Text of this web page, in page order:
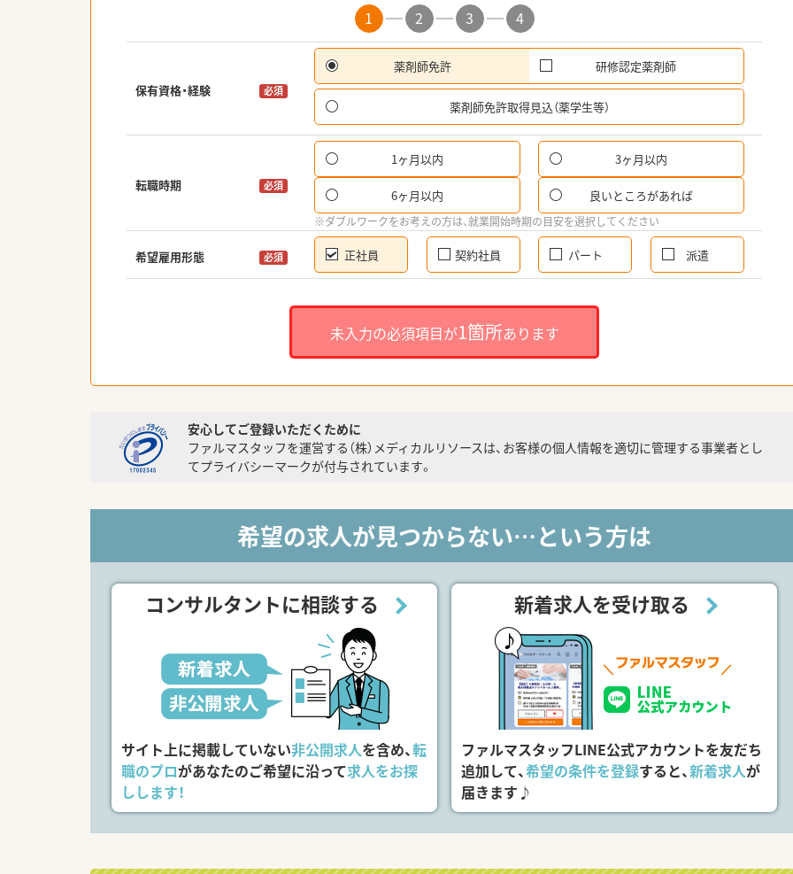
1 2 3 4
保有資格・経験 必須
薬剤師免許 研修認定薬剤師
薬剤師免許取得見込（薬学生等）
転職時期 必須
1ヶ月以内 3ヶ月以内
6ヶ月以内 良いところがあれば
※ダブルワークをお考えの方は、就業開始時期の目安を選択してください
希望雇用形態 必須 正社員 契約社員 パート 派遣
未入力の必須項目が1箇所あります
安心してご登録いただくために
ファルマスタッフを運営する（株）メディカルリソースは、お客様の個人情報を適切に管理する事業者とし
てプライバシーマークが付与されています。
希望の求人が見つからない…という方は
コンサルタントに相談する
サイト上に掲載していない非公開求人を含め、転
職のプロがあなたのご希望に沿って求人をお探
しします！
新着求人を受け取る
ファルマスタッフLINE公式アカウントを友だち
追加して、希望の条件を登録すると、新着求人が
届きます♪